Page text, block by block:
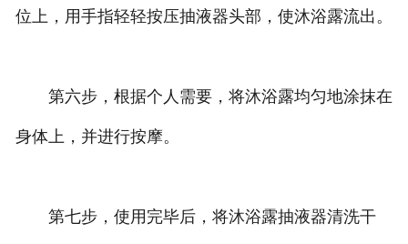
位上，用手指轻轻按压抽液器头部，使沐浴露流出。
第六步，根据个人需要，将沐浴露均匀地涂抹在
身体上，并进行按摩。
第七步，使用完毕后，将沐浴露抽液器清洗干